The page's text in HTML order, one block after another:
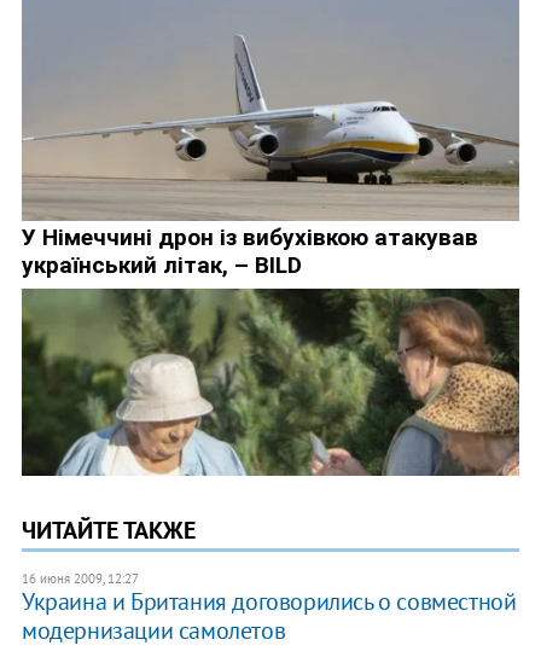
ЧИТАЙТЕ ТАКЖЕ
16 июня 2009, 12:27
Украина и Британия договорились о совместной
модернизации самолетов